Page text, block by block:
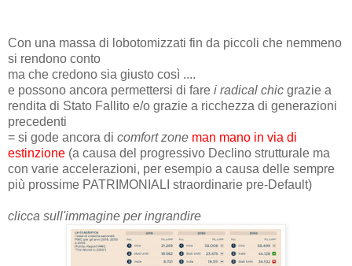
Con una massa di lobotomizzati fin da piccoli che nemmeno
si rendono conto
ma che credono sia giusto così ....
e possono ancora permettersi di fare i radical chic grazie a
rendita di Stato Fallito e/o grazie a ricchezza di generazioni
precedenti
= si gode ancora di comfort zone man mano in via di
estinzione (a causa del progressivo Declino strutturale ma
con varie accelerazioni, per esempio a causa delle sempre
più prossime PATRIMONIALI straordinarie pre-Default)
clicca sull'immagine per ingrandire